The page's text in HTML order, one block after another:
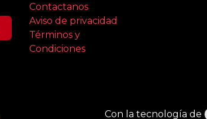
Contactanos
Aviso de privacidad
Términos y
Condiciones
Con la tecnología de